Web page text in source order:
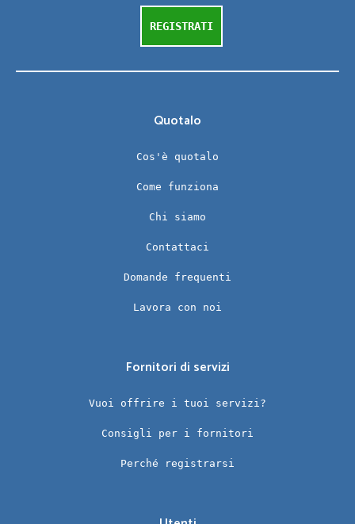
REGISTRATI
Quotalo
Cos'è quotalo
Come funziona
Chi siamo
Contattaci
Domande frequenti
Lavora con noi
Fornitori di servizi
Vuoi offrire i tuoi servizi?
Consigli per i fornitori
Perché registrarsi